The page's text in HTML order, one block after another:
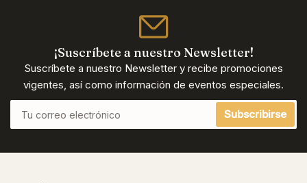
¡Suscríbete a nuestro Newsletter!
Suscríbete a nuestro Newsletter y recibe promociones
vigentes, así como información de eventos especiales.
correo
electrónico
Subscribirse